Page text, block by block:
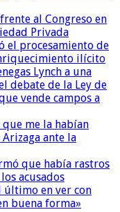
al Congreso en
Privada
el procesamiento de
ilícito
Lynch a una
debate de la Ley de
vende campos a
me la habían
ante la
que había rastros
acusados
último en ver con
buena forma»